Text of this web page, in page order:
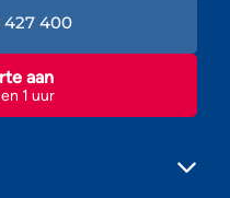
427 400
1 uur
aan